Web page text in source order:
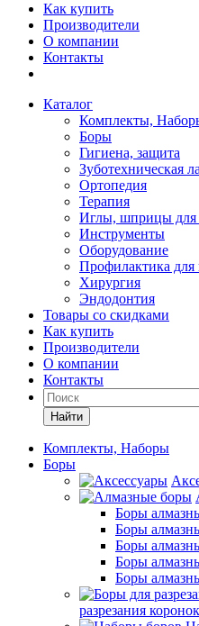
Как купить
Производители
О компании
Контакты
Каталог
Комплекты,
Боры
Гигиена, защита
Зуботехническая
Ортопедия
Терапия
Иглы, шприцы для
Инструменты
Оборудование
Профилактика для
Хирургия
Эндодонтия
Товары со скидками
Как купить
Производители
О компании
Контакты
Найти
Комплекты, Наборы
Боры
Боры
Боры
Боры
Боры
Боры
разрезания коронок